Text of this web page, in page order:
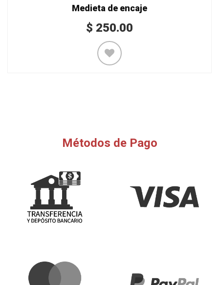
Medieta de encaje
$ 250.00
Métodos de Pago